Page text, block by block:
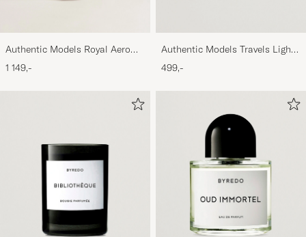
Authentic Models Royal Aero
Led Balloon True Red
1 149,-
Authentic Models Travels Light
Balloon Blue
499,-